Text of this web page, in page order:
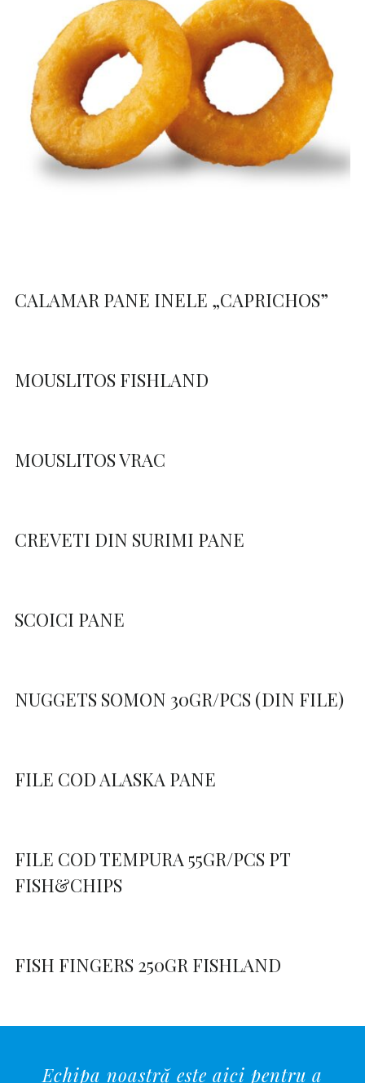
CALAMAR PANE INELE „CAPRICHOS”
MOUSLITOS FISHLAND
MOUSLITOS VRAC
CREVETI DIN SURIMI PANE
SCOICI PANE
NUGGETS SOMON 30GR/PCS (DIN FILE)
FILE COD ALASKA PANE
FILE COD TEMPURA 55GR/PCS PT
FISH&CHIPS
FISH FINGERS 250GR FISHLAND
Echipa noastră este aici pentru a